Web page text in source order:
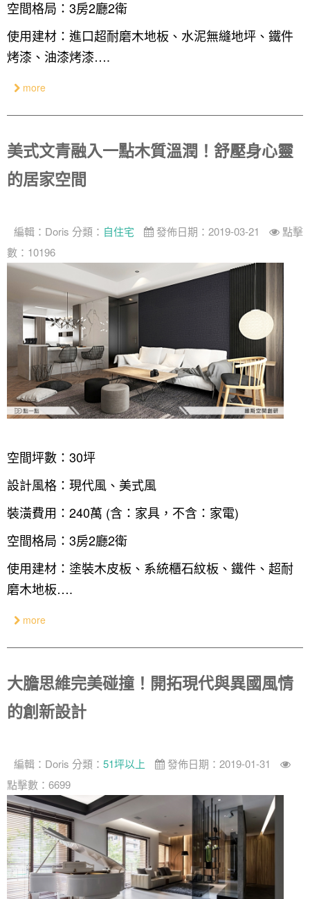
空間格局：3房2廳2衛
使用建材：進口超耐磨木地板、水泥無縫地坪、鐵件
烤漆、油漆烤漆….
more
美式文青融入一點木質溫潤！舒壓身心靈
的居家空間
編輯： Doris 分類： 自住宅 發佈日期：2019-03-21
點擊
數：10196
空間坪數：30坪
設計風格：現代風、美式風
裝潢費用：240萬 (含：家具，不含：家電)
空間格局：3房2廳2衛
使用建材：塗裝木皮板、系統櫃石紋板、鐵件、超耐
磨木地板….
more
大膽思維完美碰撞！開拓現代與異國風情
的創新設計
編輯： Doris 分類： 51坪以上
發佈日期：2019-01-31
點擊數：6699